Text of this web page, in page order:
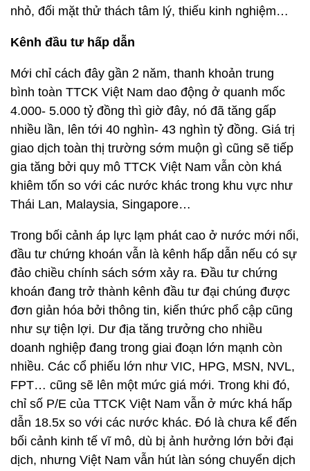
nhỏ, đối mặt thử thách tâm lý, thiếu kinh nghiệm…
Kênh đầu tư hấp dẫn
Mới chỉ cách đây gần 2 năm, thanh khoản trung
bình toàn TTCK Việt Nam dao động ở quanh mốc
4.000- 5.000 tỷ đồng thì giờ đây, nó đã tăng gấp
nhiều lần, lên tới 40 nghìn- 43 nghìn tỷ đồng. Giá trị
giao dịch toàn thị trường sớm muộn gì cũng sẽ tiếp
gia tăng bởi quy mô TTCK Việt Nam vẫn còn khá
khiêm tốn so với các nước khác trong khu vực như
Thái Lan, Malaysia, Singapore…
Trong bối cảnh áp lực lạm phát cao ở nước mới nổi,
đầu tư chứng khoán vẫn là kênh hấp dẫn nếu có sự
đảo chiều chính sách sớm xảy ra. Đầu tư chứng
khoán đang trở thành kênh đầu tư đại chúng được
đơn giản hóa bởi thông tin, kiến thức phổ cập cũng
như sự tiện lợi. Dư địa tăng trưởng cho nhiều
doanh nghiệp đang trong giai đoạn lớn mạnh còn
nhiều. Các cổ phiếu lớn như VIC, HPG, MSN, NVL,
FPT… cũng sẽ lên một mức giá mới. Trong khi đó,
chỉ số P/E của TTCK Việt Nam vẫn ở mức khá hấp
dẫn 18.5x so với các nước khác. Đó là chưa kể đến
bối cảnh kinh tế vĩ mô, dù bị ảnh hưởng lớn bởi đại
dịch, nhưng Việt Nam vẫn hút làn sóng chuyển dịch